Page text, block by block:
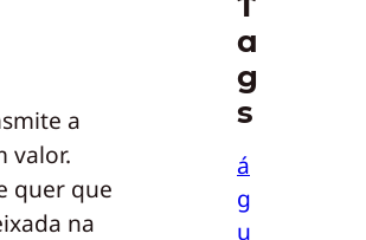
a
valor.
quer que
na
a
g
s
á
g
u